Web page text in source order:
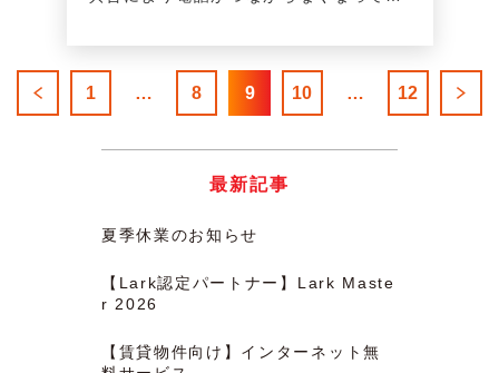
1 … 8 9 10 … 12
最新記事
夏季休業のお知らせ
【Lark認定パートナー】Lark Maste
r 2026
【賃貸物件向け】インターネット無